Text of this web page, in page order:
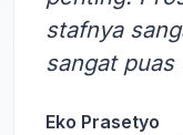
stafnya
sangat puas
Eko Prasetyo